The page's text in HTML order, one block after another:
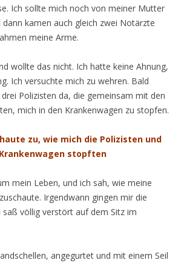
Ich sollte mich noch von meiner Mutter
dann kamen auch gleich zwei Notärzte
meine Arme.
wollte das nicht. Ich hatte keine Ahnung,
Ich versuchte mich zu wehren. Bald
Polizisten da, die gemeinsam mit den
mich in den Krankenwagen zu stopfen.
zu, wie mich die Polizisten und
stopften
mein Leben, und ich sah, wie meine
Irgendwann gingen mir die
saß völlig verstört auf dem Sitz im
angegurtet und mit einem Seil